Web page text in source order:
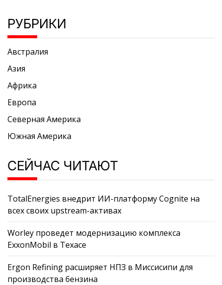
РУБРИКИ
Австралия
Азия
Африка
Европа
Северная Америка
Южная Америка
СЕЙЧАС ЧИТАЮТ
TotalEnergies внедрит ИИ-платформу Cognite на
всех своих upstream-активах
Worley проведет модернизацию комплекса
ExxonMobil в Техасе
Ergon Refining расширяет НПЗ в Миссисипи для
производства бензина